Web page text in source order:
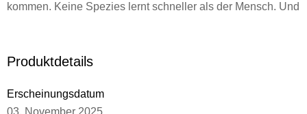
kommen. Keine Spezies lernt schneller als der Mensch. Und
überwinden, und warum wir nach dem technischen den
spielt, dass wir alle mehr oder weniger gestört sind, wer
Produktdetails
Erscheinungsdatum